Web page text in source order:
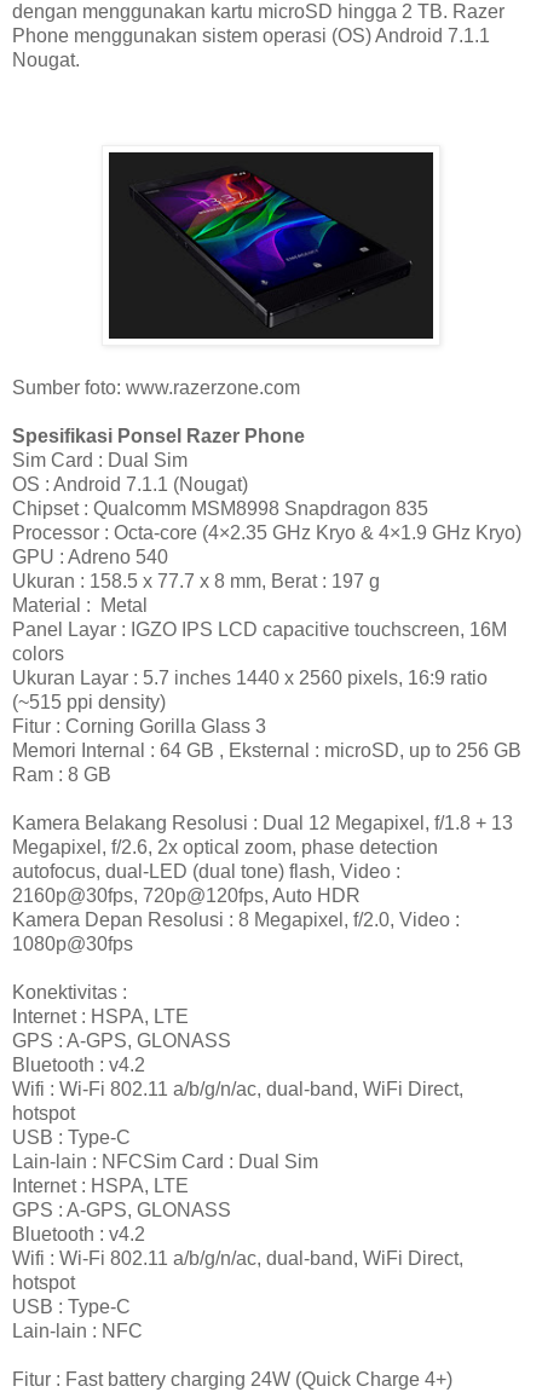
dengan menggunakan kartu microSD hingga 2 TB. Razer
Phone menggunakan sistem operasi (OS) Android 7.1.1
Nougat.
Sumber foto: www.razerzone.com
Spesifikasi Ponsel Razer Phone
Sim Card : Dual Sim
OS : Android 7.1.1 (Nougat)
Chipset : Qualcomm MSM8998 Snapdragon 835
Processor : Octa-core (4×2.35 GHz Kryo & 4×1.9 GHz Kryo)
GPU : Adreno 540
Ukuran : 158.5 x 77.7 x 8 mm, Berat : 197 g
Material : Metal
Panel Layar : IGZO IPS LCD capacitive touchscreen, 16M
colors
Ukuran Layar : 5.7 inches 1440 x 2560 pixels, 16:9 ratio
(~515 ppi density)
Fitur : Corning Gorilla Glass 3
Memori Internal : 64 GB , Eksternal : microSD, up to 256 GB
Ram : 8 GB
Kamera Belakang Resolusi : Dual 12 Megapixel, f/1.8 + 13
Megapixel, f/2.6, 2x optical zoom, phase detection
autofocus, dual-LED (dual tone) flash, Video :
2160p@30fps, 720p@120fps, Auto HDR
Kamera Depan Resolusi : 8 Megapixel, f/2.0, Video :
1080p@30fps
Konektivitas :
Internet : HSPA, LTE
GPS : A-GPS, GLONASS
Bluetooth : v4.2
Wifi : Wi-Fi 802.11 a/b/g/n/ac, dual-band, WiFi Direct,
hotspot
USB : Type-C
Lain-lain : NFCSim Card : Dual Sim
Internet : HSPA, LTE
GPS : A-GPS, GLONASS
Bluetooth : v4.2
Wifi : Wi-Fi 802.11 a/b/g/n/ac, dual-band, WiFi Direct,
hotspot
USB : Type-C
Lain-lain : NFC
Fitur : Fast battery charging 24W (Quick Charge 4+)